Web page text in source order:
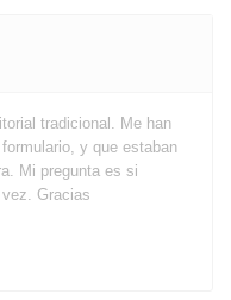
tradicional. Me han
y que estaban
Mi pregunta es si
Gracias